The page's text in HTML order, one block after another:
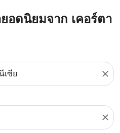
อดนิยมจาก เคอร์ตา
close
close